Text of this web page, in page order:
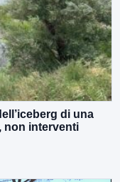
di una
non interventi